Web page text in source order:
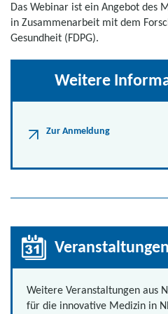
Das Webinar ist ein Angebot des
in Zusammenarbeit mit dem
Gesundheit (FDPG).
Weitere
Zur Anmeldung
Veranstaltungen
Weitere Veranstaltungen aus
für die innovative Medizin in